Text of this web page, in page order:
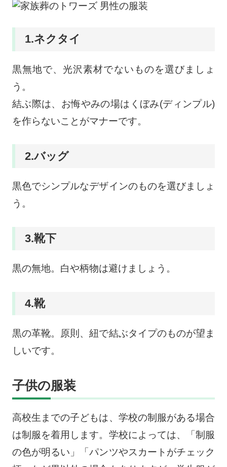
1.ネクタイ
黒無地で、光沢素材でないものを選びましょ
う。
結ぶ際は、お悔やみの場はくぼみ(ディンプル)
を作らないことがマナーです。
2.バッグ
黒色でシンプルなデザインのものを選びましょ
う。
3.靴下
黒の無地。白や柄物は避けましょう。
4.靴
黒の革靴。原則、紐で結ぶタイプのものが望ま
しいです。
子供の服装
高校生までの子どもは、学校の制服がある場合
は制服を着用します。学校によっては、「制服
の色が明るい」「パンツやスカートがチェック